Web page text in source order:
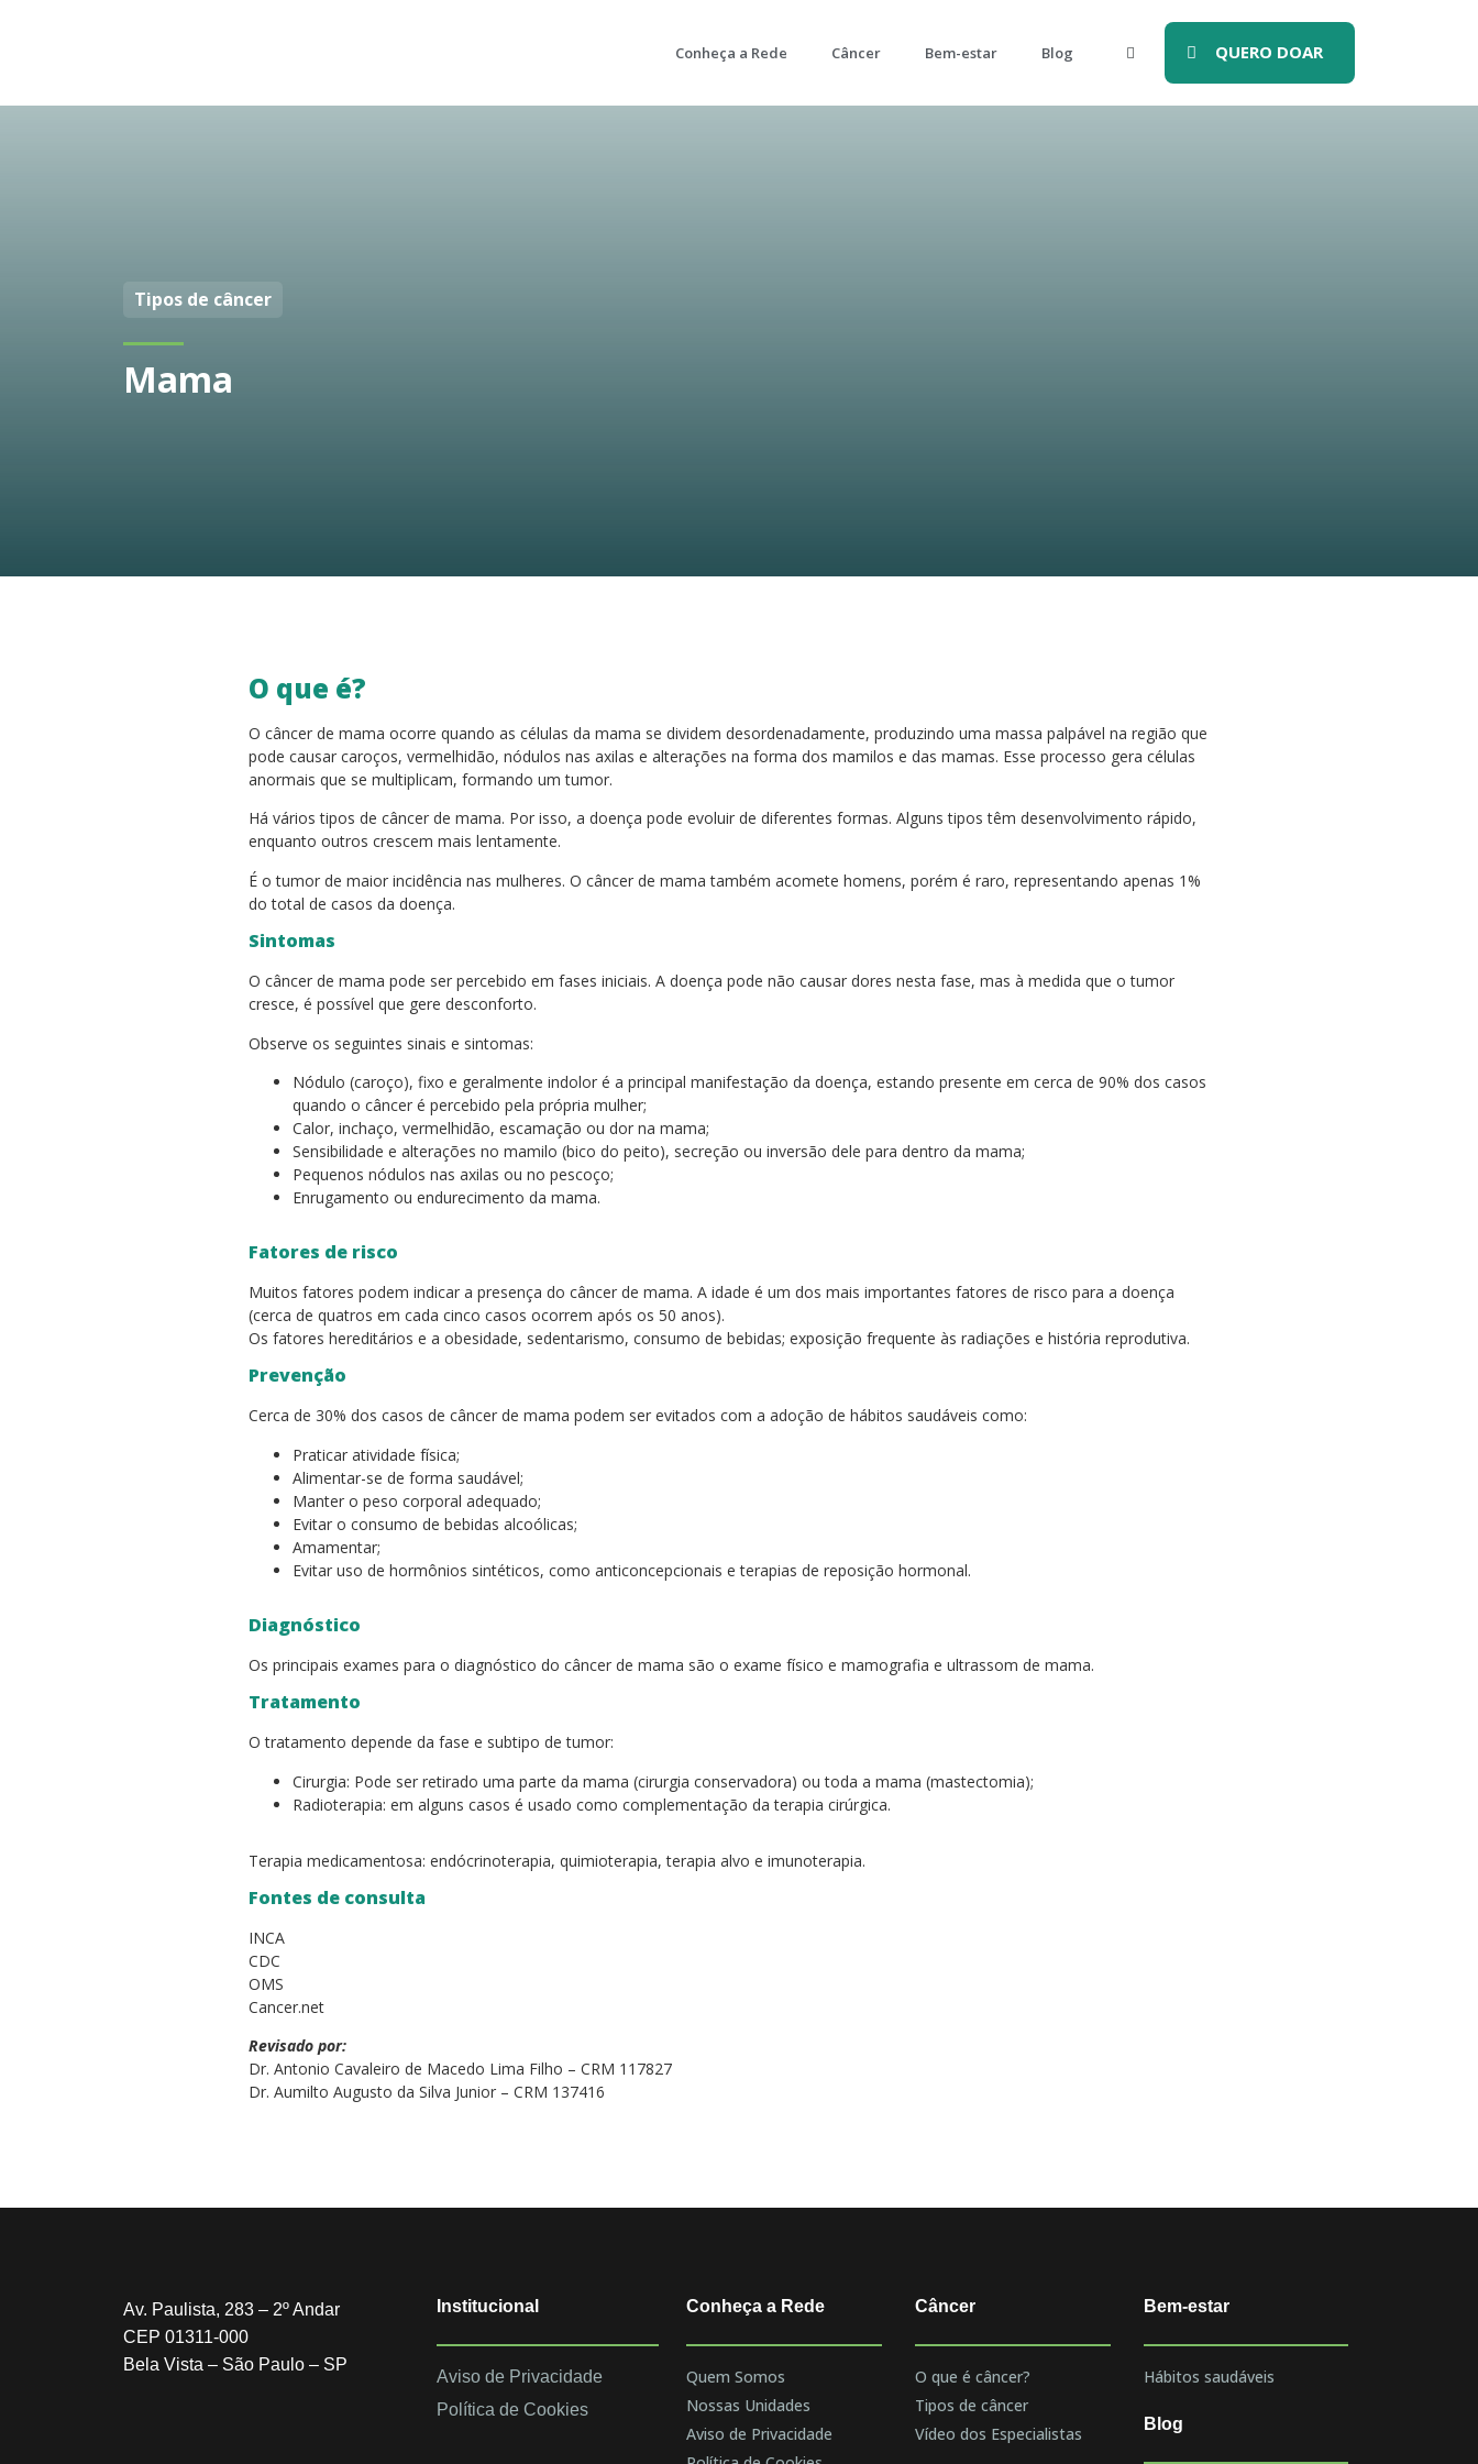
Conheça a Rede Câncer Bem-estar Blog QUERO DOAR
Tipos de câncer
Mama
O que é?
O câncer de mama ocorre quando as células da mama se dividem desordenadamente, produzindo uma massa palpável na região que
pode causar caroços, vermelhidão, nódulos nas axilas e alterações na forma dos mamilos e das mamas. Esse processo gera células
anormais que se multiplicam, formando um tumor.
Há vários tipos de câncer de mama. Por isso, a doença pode evoluir de diferentes formas. Alguns tipos têm desenvolvimento rápido,
enquanto outros crescem mais lentamente.
É o tumor de maior incidência nas mulheres. O câncer de mama também acomete homens, porém é raro, representando apenas 1%
do total de casos da doença.
Sintomas
O câncer de mama pode ser percebido em fases iniciais. A doença pode não causar dores nesta fase, mas à medida que o tumor
cresce, é possível que gere desconforto.
Observe os seguintes sinais e sintomas:
Nódulo (caroço), fixo e geralmente indolor é a principal manifestação da doença, estando presente em cerca de 90% dos casos
quando o câncer é percebido pela própria mulher;
Calor, inchaço, vermelhidão, escamação ou dor na mama;
Sensibilidade e alterações no mamilo (bico do peito), secreção ou inversão dele para dentro da mama;
Pequenos nódulos nas axilas ou no pescoço;
Enrugamento ou endurecimento da mama.
Fatores de risco
Muitos fatores podem indicar a presença do câncer de mama. A idade é um dos mais importantes fatores de risco para a doença
(cerca de quatros em cada cinco casos ocorrem após os 50 anos).
Os fatores hereditários e a obesidade, sedentarismo, consumo de bebidas; exposição frequente às radiações e história reprodutiva.
Prevenção
Cerca de 30% dos casos de câncer de mama podem ser evitados com a adoção de hábitos saudáveis como:
Praticar atividade física;
Alimentar-se de forma saudável;
Manter o peso corporal adequado;
Evitar o consumo de bebidas alcoólicas;
Amamentar;
Evitar uso de hormônios sintéticos, como anticoncepcionais e terapias de reposição hormonal.
Diagnóstico
Os principais exames para o diagnóstico do câncer de mama são o exame físico e mamografia e ultrassom de mama.
Tratamento
O tratamento depende da fase e subtipo de tumor:
Cirurgia: Pode ser retirado uma parte da mama (cirurgia conservadora) ou toda a mama (mastectomia);
Radioterapia: em alguns casos é usado como complementação da terapia cirúrgica.
Terapia medicamentosa: endócrinoterapia, quimioterapia, terapia alvo e imunoterapia.
Fontes de consulta
INCA
CDC
OMS
Cancer.net
Revisado por:
Dr. Antonio Cavaleiro de Macedo Lima Filho – CRM 117827
Dr. Aumilto Augusto da Silva Junior – CRM 137416
Av. Paulista, 283 – 2º Andar
CEP 01311-000
Bela Vista – São Paulo – SP
Institucional
Aviso de Privacidade
Política de Cookies
Conheça a Rede
Quem Somos
Nossas Unidades
Aviso de Privacidade
Câncer
O que é câncer?
Tipos de câncer
Vídeo dos Especialistas
Bem-estar
Hábitos saudáveis
Blog